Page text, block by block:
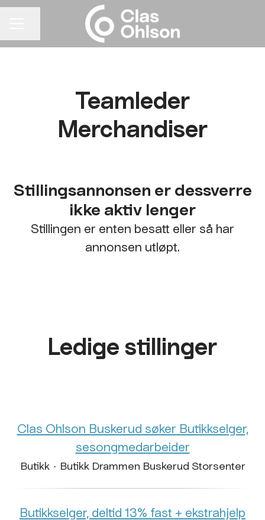
Teamleder
Merchandiser
Stillingsannonsen er dessverre
ikke aktiv lenger
Stillingen er enten besatt eller så har
annonsen utløpt.
Ledige stillinger
Clas Ohlson Buskerud søker Butikkselger,
sesongmedarbeider
Butikk · Butikk Drammen Buskerud Storsenter
Butikkselger, deltid 13% fast + ekstrahjelp